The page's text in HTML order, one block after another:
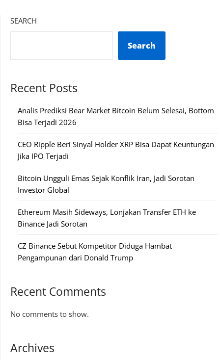
SEARCH
Search
Recent Posts
Analis Prediksi Bear Market Bitcoin Belum Selesai, Bottom
Bisa Terjadi 2026
CEO Ripple Beri Sinyal Holder XRP Bisa Dapat Keuntungan
Jika IPO Terjadi
Bitcoin Ungguli Emas Sejak Konflik Iran, Jadi Sorotan
Investor Global
Ethereum Masih Sideways, Lonjakan Transfer ETH ke
Binance Jadi Sorotan
CZ Binance Sebut Kompetitor Diduga Hambat
Pengampunan dari Donald Trump
Recent Comments
No comments to show.
Archives